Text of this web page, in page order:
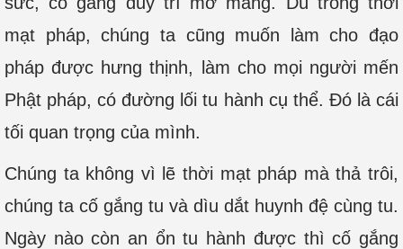
mạt pháp, chúng ta cũng muốn làm cho đạo
pháp được hưng thịnh, làm cho mọi người mến
Phật pháp, có đường lối tu hành cụ thể. Đó là cái
tối quan trọng của mình.
Chúng ta không vì lẽ thời mạt pháp mà thả trôi,
chúng ta cố gắng tu và dìu dắt huynh đệ cùng tu.
Ngày nào còn an ổn tu hành được thì cố gắng